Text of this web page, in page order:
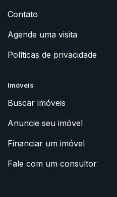
Contato
Agende uma visita
Políticas de privacidade
Imóveis
Buscar imóveis
Anuncie seu imóvel
Financiar um imóvel
Fale com um consultor